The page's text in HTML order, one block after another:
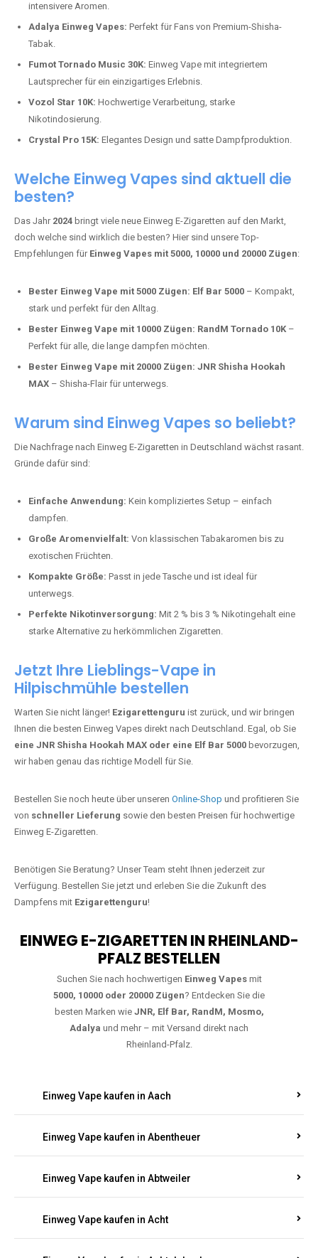
intensivere Aromen.
Adalya Einweg Vapes: Perfekt für Fans von Premium-Shisha-
Tabak.
Fumot Tornado Music 30K: Einweg Vape mit integriertem
Lautsprecher für ein einzigartiges Erlebnis.
Vozol Star 10K: Hochwertige Verarbeitung, starke
Nikotindosierung.
Crystal Pro 15K: Elegantes Design und satte Dampfproduktion.
Welche Einweg Vapes sind aktuell die
besten?
Das Jahr 2024 bringt viele neue Einweg E-Zigaretten auf den Markt,
doch welche sind wirklich die besten? Hier sind unsere Top-
Empfehlungen für Einweg Vapes mit 5000, 10000 und 20000 Zügen:
Bester Einweg Vape mit 5000 Zügen: Elf Bar 5000 – Kompakt,
stark und perfekt für den Alltag.
Bester Einweg Vape mit 10000 Zügen: RandM Tornado 10K –
Perfekt für alle, die lange dampfen möchten.
Bester Einweg Vape mit 20000 Zügen: JNR Shisha Hookah
MAX – Shisha-Flair für unterwegs.
Warum sind Einweg Vapes so beliebt?
Die Nachfrage nach Einweg E-Zigaretten in Deutschland wächst rasant.
Gründe dafür sind:
Einfache Anwendung: Kein kompliziertes Setup – einfach
dampfen.
Große Aromenvielfalt: Von klassischen Tabakaromen bis zu
exotischen Früchten.
Kompakte Größe: Passt in jede Tasche und ist ideal für
unterwegs.
Perfekte Nikotinversorgung: Mit 2 % bis 3 % Nikotingehalt eine
starke Alternative zu herkömmlichen Zigaretten.
Jetzt Ihre Lieblings-Vape in
Hilpischmühle bestellen
Warten Sie nicht länger! Ezigarettenguru ist zurück, und wir bringen
Ihnen die besten Einweg Vapes direkt nach Deutschland. Egal, ob Sie
eine JNR Shisha Hookah MAX oder eine Elf Bar 5000 bevorzugen,
wir haben genau das richtige Modell für Sie.
Bestellen Sie noch heute über unseren Online-Shop und profitieren Sie
von schneller Lieferung sowie den besten Preisen für hochwertige
Einweg E-Zigaretten.
Benötigen Sie Beratung? Unser Team steht Ihnen jederzeit zur
Verfügung. Bestellen Sie jetzt und erleben Sie die Zukunft des
Dampfens mit Ezigarettenguru!
EINWEG E-ZIGARETTEN IN RHEINLAND-
PFALZ BESTELLEN
Suchen Sie nach hochwertigen Einweg Vapesmit
5000, 10000 oder 20000 Zügen ? Entdecken Sie die
besten Marken wie JNR, Elf Bar, RandM, Mosmo,
Adalya und mehr – mit Versand direkt nach
Rheinland-Pfalz.
Einweg Vape kaufen in Aach
Einweg Vape kaufen in Abentheuer
Einweg Vape kaufen in Abtweiler
Einweg Vape kaufen in Acht